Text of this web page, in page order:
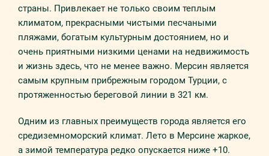
страны. Привлекает не только своим теплым
климатом, прекрасными чистыми песчаными
пляжами, богатым культурным достоянием, но и
очень приятными низкими ценами на недвижимость
и жизнь здесь, что не менее важно. Мерсин является
самым крупным прибрежным городом Турции, с
протяженностью береговой линии в 321 км.
Одним из главных преимуществ города является его
средиземноморский климат. Лето в Мерсине жаркое,
а зимой температура редко опускается ниже +10.